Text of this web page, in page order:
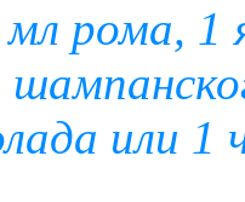
рома, 1
или 1